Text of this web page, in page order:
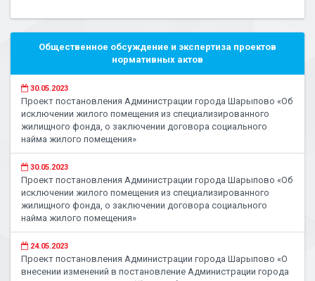
Общественное обсуждение и экспертиза проектов
нормативных актов
30.05.2023
Проект постановления Администрации города Шарыпово «Об
исключении жилого помещения из специализированного
жилищного фонда, о заключении договора социального
найма жилого помещения»
30.05.2023
Проект постановления Администрации города Шарыпово «Об
исключении жилого помещения из специализированного
жилищного фонда, о заключении договора социального
найма жилого помещения»
24.05.2023
Проект постановления Администрации города Шарыпово «О
внесении изменений в постановление Администрации города